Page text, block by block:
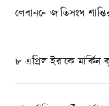
লেবাননে জাতিসংঘ
৮ এপ্রিল ইরাকে মার্কিন